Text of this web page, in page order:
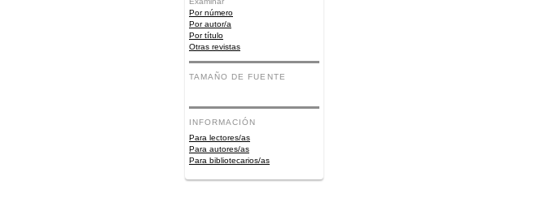
Por número
Por autor/a
Por título
Otras revistas
TAMAÑO DE FUENTE
INFORMACIÓN
Para lectores/as
Para autores/as
Para bibliotecarios/as